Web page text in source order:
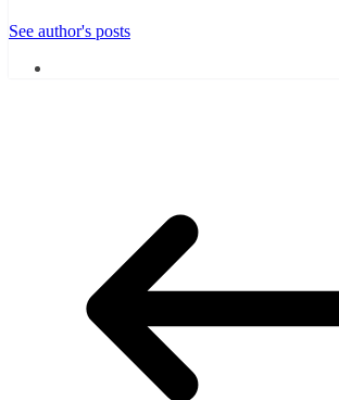
See author's posts